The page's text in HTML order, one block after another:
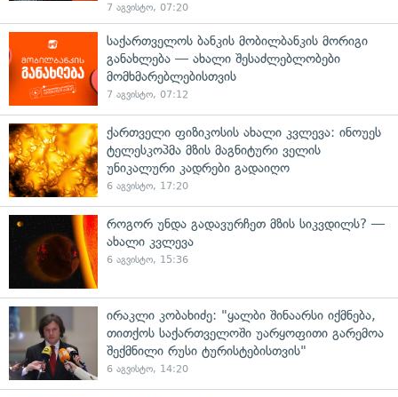
7 აგვისტო, 07:20
საქართველოს ბანკის მობილბანკის მორიგი
განახლება — ახალი შესაძლებლობები
მომხმარებლებისთვის
7 აგვისტო, 07:12
ქართველი ფიზიკოსის ახალი კვლევა: ინოუეს
ტელესკოპმა მზის მაგნიტური ველის
უნიკალური კადრები გადაიღო
6 აგვისტო, 17:20
როგორ უნდა გადავურჩეთ მზის სიკვდილს? —
ახალი კვლევა
6 აგვისტო, 15:36
ირაკლი კობახიძე: "ყალბი შინაარსი იქმნება,
თითქოს საქართველოში უარყოფითი გარემოა
შექმნილი რუსი ტურისტებისთვის"
6 აგვისტო, 14:20